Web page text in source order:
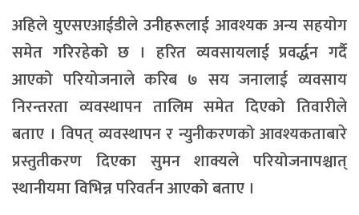
अहिले युएसएआईडीले उनीहरूलाई आवश्यक अन्य सहयोग
समेत गरिरहेको छ । हरित व्यवसायलाई प्रवर्द्धन गर्दै
आएको परियोजनाले करिब ७ सय जनालाई व्यवसाय
निरन्तरता व्यवस्थापन तालिम समेत दिएको तिवारीले
बताए । विपत् व्यवस्थापन र न्युनीकरणको आवश्यकताबारे
प्रस्तुतीकरण दिएका सुमन शाक्यले परियोजनापश्चात्
स्थानीयमा विभिन्न परिवर्तन आएको बताए ।